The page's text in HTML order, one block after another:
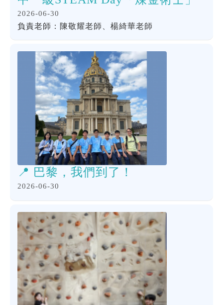
2026-06-30
負責老師：陳敬耀老師、楊綺華老師
📍 巴黎，我們到了！
2026-06-30